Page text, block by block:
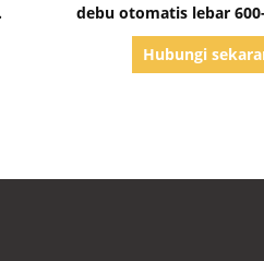
debu otomatis lebar
Hubungi